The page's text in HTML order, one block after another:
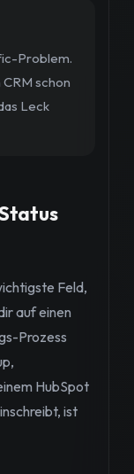
Problem.
schon
Leck
Feld,
auf einen
Prozess
HubSpot
ist